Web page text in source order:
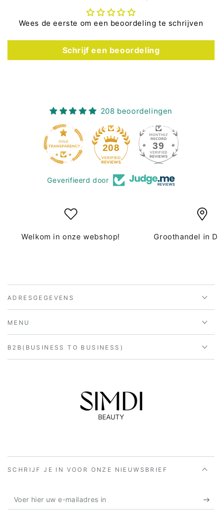
Wees de eerste om een beoordeling te schrijven
Schrijf een beoordeling
208 beoordelingen
208 39
Geverifieerd door
Welkom in onze webshop! Groothandel in
ADRESGEGEVENS
MENU
B2B(BUSINESS TO BUSINESS)
SCHRIJF JE IN VOOR ONZE NIEUWSBRIEF
Voer